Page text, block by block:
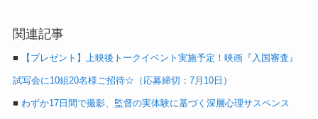
関連記事
■ 【プレゼント】上映後トークイベント実施予定！映画『入国審査』
試写会に10組20名様ご招待☆（応募締切：7月10日）
■ わずか17日間で撮影、監督の実体験に基づく深層心理サスペンス